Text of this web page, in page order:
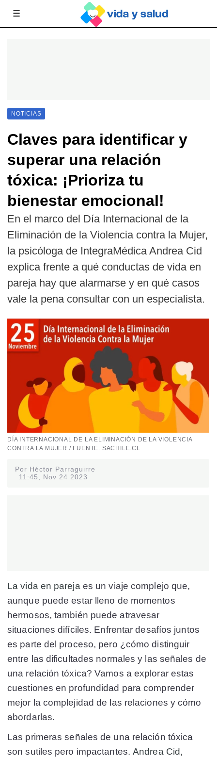
☰
NOTICIAS
Claves para identificar y
superar una relación
tóxica: ¡Prioriza tu
bienestar emocional!
En el marco del Día Internacional de la
Eliminación de la Violencia contra la Mujer,
la psicóloga de IntegraMédica Andrea Cid
explica frente a qué conductas de vida en
pareja hay que alarmarse y en qué casos
vale la pena consultar con un especialista.
DÍA INTERNACIONAL DE LA ELIMINACIÓN DE LA VIOLENCIA
CONTRA LA MUJER / FUENTE: SACHILE.CL
Por Héctor Parraguirre
11:45, Nov 24 2023
La vida en pareja es un viaje complejo que,
aunque puede estar lleno de momentos
hermosos, también puede atravesar
situaciones difíciles. Enfrentar desafíos juntos
es parte del proceso, pero ¿cómo distinguir
entre las dificultades normales y las señales de
una relación tóxica? Vamos a explorar estas
cuestiones en profundidad para comprender
mejor la complejidad de las relaciones y cómo
abordarlas.
Las primeras señales de una relación tóxica
son sutiles pero impactantes.Andrea Cid,